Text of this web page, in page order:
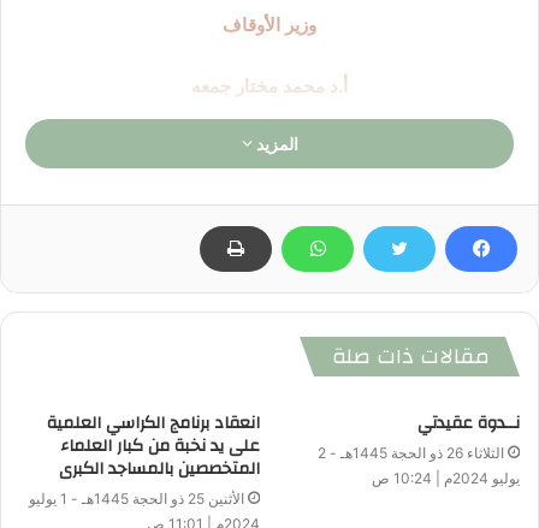
وزير الأوقاف
أ.د محمد مختار جمعه
المزيد
مقالات ذات صلة
نــدوة عقيدتي
الثلاثاء 26 ذو الحجة 1445هـ - 2
يوليو 2024م | 10:24 ص
انعقاد برنامج الكراسي العلمية
على يد نخبة من كبار العلماء
المتخصصين بالمساجد الكبرى
الأثنين 25 ذو الحجة 1445هـ - 1 يوليو
2024م | 11:01 ص